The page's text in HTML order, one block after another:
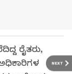
NEXT
ರೈತರು,